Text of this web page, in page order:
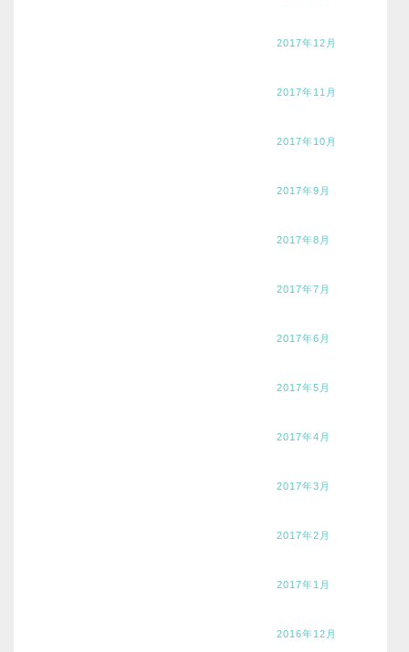
2017年12月
2017年11月
2017年10月
2017年9月
2017年8月
2017年7月
2017年6月
2017年5月
2017年4月
2017年3月
2017年2月
2017年1月
2016年12月